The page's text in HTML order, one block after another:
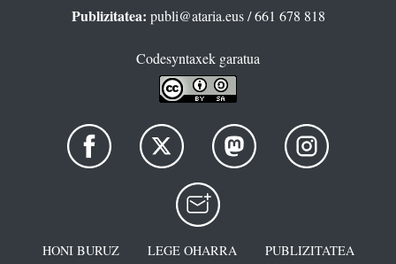
Publizitatea: publi@ataria.eus/ 661 678 818
Codesyntaxek garatua
HONI BURUZ LEGE OHARRA
PUBLIZITATEA